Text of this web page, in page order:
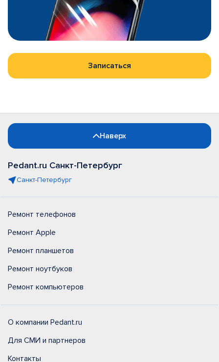
Записаться
Наверх
Pedant.ru Санкт-Петербург
Санкт-Петербург
Ремонт телефонов
Ремонт Apple
Ремонт планшетов
Ремонт ноутбуков
Ремонт компьютеров
О компании Pedant.ru
Для СМИ и партнеров
Контакты